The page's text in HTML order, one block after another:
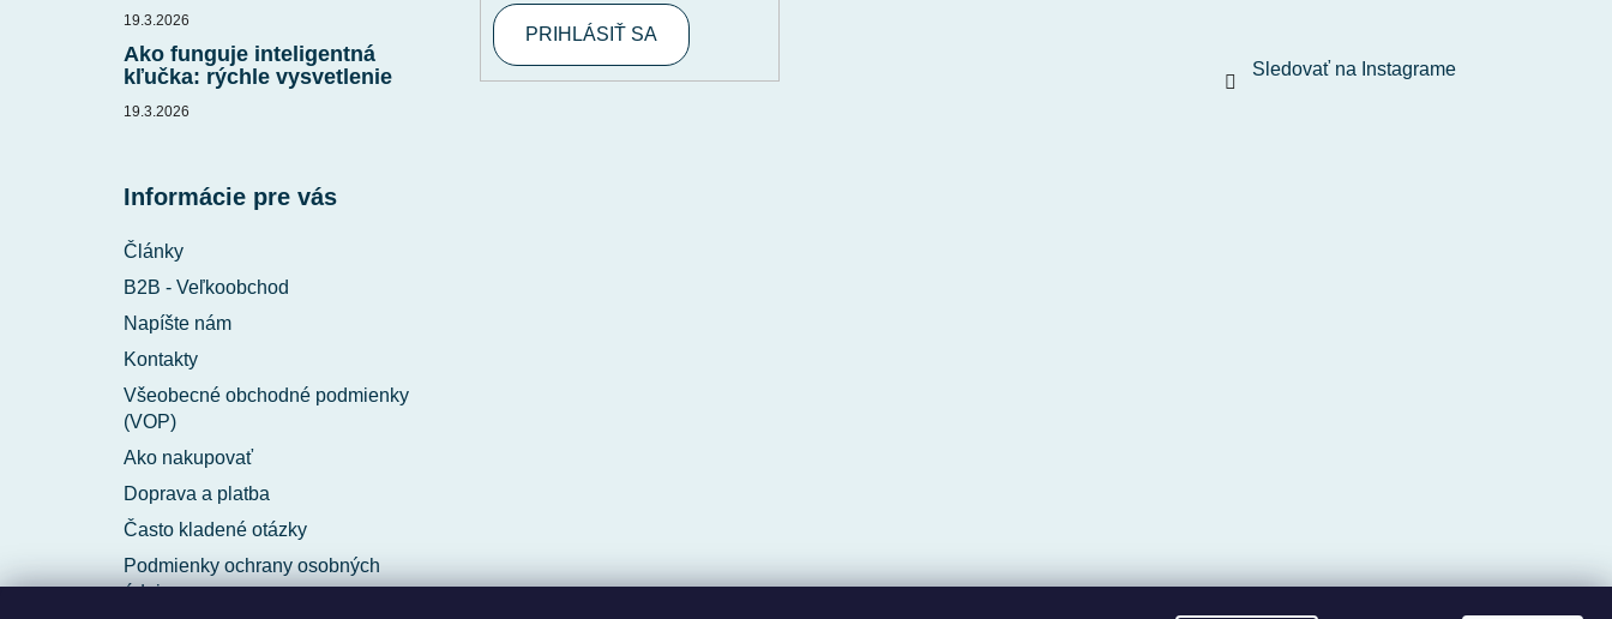
19.3.2026
Ako funguje inteligentná
kľučka: rýchle vysvetlenie
19.3.2026
PRIHLÁSIŤ SA
Sledovať na Instagrame
Informácie pre vás
Články
B2B - Veľkoobchod
Napíšte nám
Kontakty
Všeobecné obchodné podmienky
(VOP)
Ako nakupovať
Doprava a platba
Často kladené otázky
Podmienky ochrany osobných
údajov